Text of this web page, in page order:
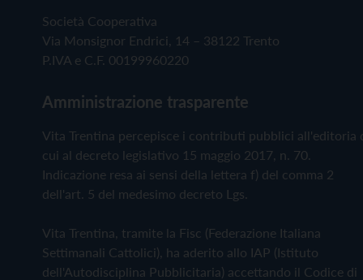
Società Cooperativa
Via Monsignor Endrici, 14 – 38122 Trento
P.IVA e C.F. 00199960220
Amministrazione trasparente
Vita Trentina percepisce i contributi pubblici all'editoria
cui al decreto legislativo 15 maggio 2017, n. 70.
Indicazione resa ai sensi della lettera f) del comma 2
dell'art. 5 del medesimo decreto Lgs.
Vita Trentina, tramite la Fisc (Federazione Italiana
Settimanali Cattolici), ha aderito allo IAP (Istituto
dell'Autodisciplina Pubblicitaria) accettando il Codice di